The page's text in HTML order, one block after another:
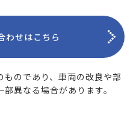
わせはこちら
のであり、車両の改良や部
異なる場合があります。